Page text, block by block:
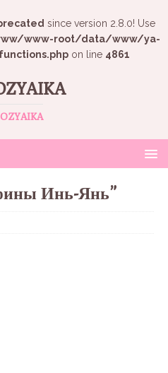
since version 2.8.0! Use
www-root/data/www/ya-
on line 4861
Инь-Янь”